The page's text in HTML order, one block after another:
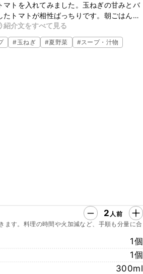
マトを入れてみました。玉ねぎの甘みとバ
たトマトが相性ばっちりです。朝ごはんと
としてもオススメです。寒い日は身体が温
ださい！
紹介文をすべて見る
#玉ねぎ #夏野菜 #スープ・汁物
2 人前
ます。料理の時間や火加減など、手順も分量に合
1個
1個
300ml